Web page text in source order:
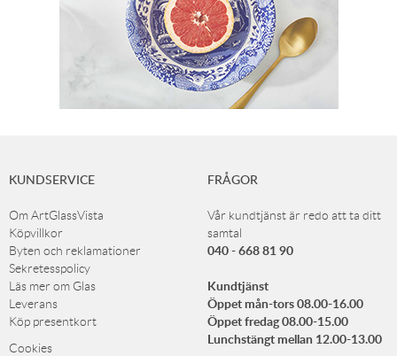
KUNDSERVICE
Om ArtGlassVista
Köpvillkor
Byten och reklamationer
Sekretesspolicy
Läs mer om Glas
Leverans
Köp presentkort
Cookies
FRÅGOR
Vår kundtjänst är redo att ta ditt
samtal
040 - 668 81 90
Kundtjänst
Öppet mån-tors 08.00-16.00
Öppet fredag 08.00-15.00
Lunchstängt mellan 12.00-13.00